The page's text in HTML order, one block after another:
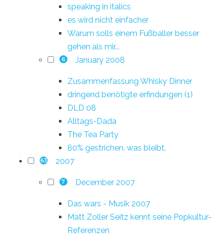
speaking in italics
es wird nicht einfacher
Warum solls einem Fußballer besser
gehen als mir...
6 January 2008
Zusammenfassung Whisky Dinner
dringend benötigte erfindungen (1)
DLD 08
Alltags-Dada
The Tea Party
80% gestrichen. was bleibt.
63 2007
7 December 2007
Das wars - Musik 2007
Matt Zoller Seitz kennt seine Popkultur-
Referenzen